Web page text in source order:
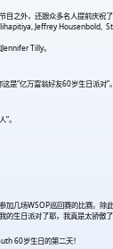
之外，还跟众多名人提前庆祝
Jeffrey Housenbold,
Tilly。
“亿万富翁好友60岁生日派对”
。
几场WSOP巡回赛的比赛。除
生日派对了耶，我真是太骄傲了
60岁生日的第二天！